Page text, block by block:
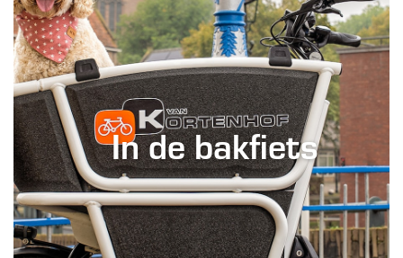
In de bakfiets